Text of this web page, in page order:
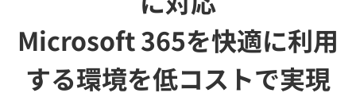
Microsoft 365を快適に利用
する環境を低コストで実現